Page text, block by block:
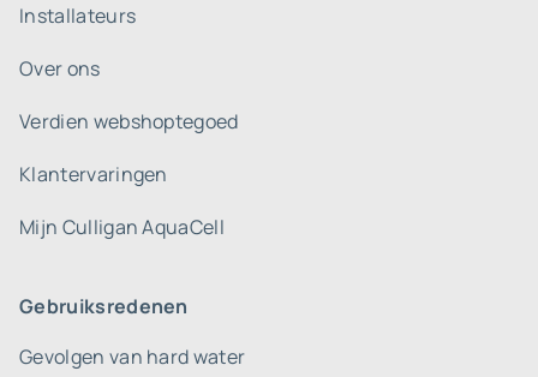
Installateurs
Over ons
Verdien webshoptegoed
Klantervaringen
Mijn Culligan AquaCell
Gebruiksredenen
Gevolgen van hard water